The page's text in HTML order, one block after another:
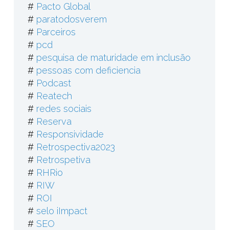
# Pacto Global
# paratodosverem
# Parceiros
# pcd
# pesquisa de maturidade em inclusão
# pessoas com deficiencia
# Podcast
# Reatech
# redes sociais
# Reserva
# Responsividade
# Retrospectiva2023
# Retrospetiva
# RHRio
# RIW
# ROI
# selo iImpact
# SEO